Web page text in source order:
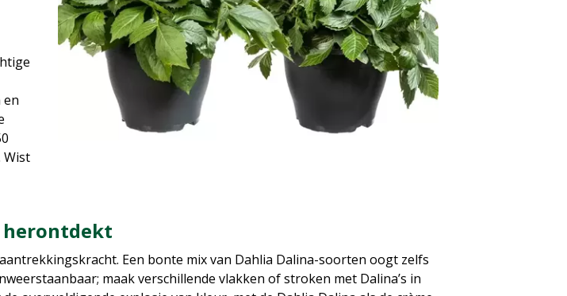
en
Wist
herontdekt
Een bonte mix van Dahlia Dalina-soorten oogt zelfs
maak verschillende vlakken of stroken met Dalina’s in